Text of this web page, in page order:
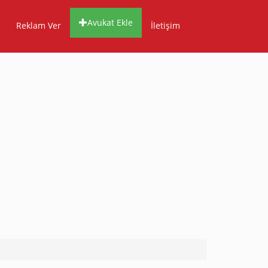
Reklam Ver Avukat Ekle İletişim